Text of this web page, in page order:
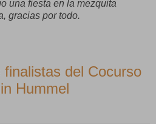
una fiesta en la mezquita
gracias por todo.
del Cocurso
Hummel